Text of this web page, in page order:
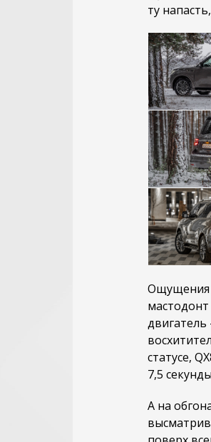
ту
Ощущения
двигатель
статусе,
7,5
А на